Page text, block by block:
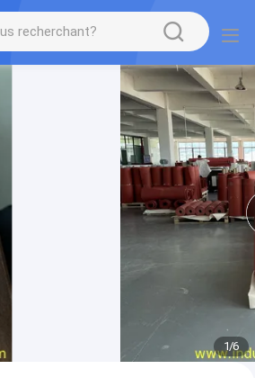
1/6